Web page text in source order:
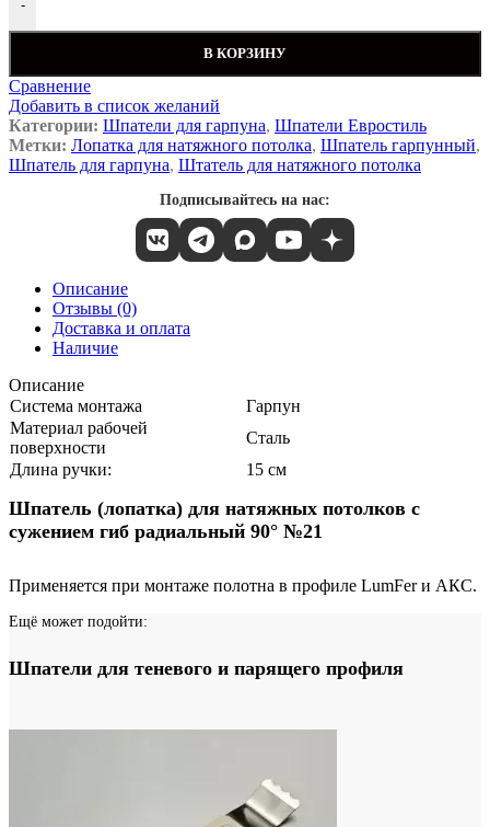
-
В КОРЗИНУ
Сравнение
Добавить в список желаний
Категории: Шпатели для гарпуна, Шпатели Евростиль
Метки: Лопатка для натяжного потолка, Шпатель гарпунный,
Шпатель для гарпуна, Штатель для натяжного потолка
Подписывайтесь на нас:
Описание
Отзывы (0)
Доставка и оплата
Наличие
Описание
Система монтажа
Гарпун
Материал рабочей
поверхности
Сталь
Длина ручки:
15 см
Шпатель (лопатка) для натяжных потолков с
сужением гиб радиальный 90° №21
Применяется при монтаже полотна в профиле LumFer и АКС.
Ещё может подойти:
Шпатели для теневого и парящего профиля